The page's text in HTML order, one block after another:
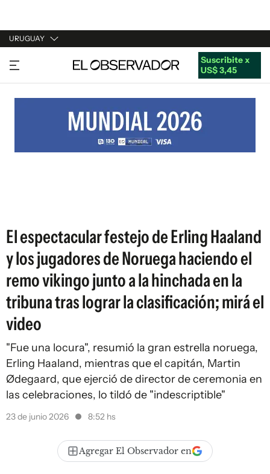
URUGUAY
URUGUAY
ARGENTINA
ESTADOS UNIDOS
Suscribite x
US$ 3,45
El espectacular festejo de Erling Haaland
y los jugadores de Noruega haciendo el
remo vikingo junto a la hinchada en la
tribuna tras lograr la clasificación; mirá el
video
"Fue una locura", resumió la gran estrella noruega,
Erling Haaland, mientras que el capitán, Martin
Ødegaard, que ejerció de director de ceremonia en
las celebraciones, lo tildó de "indescriptible"
23 de junio 2026 8:52 hs
Agregar El Observador en